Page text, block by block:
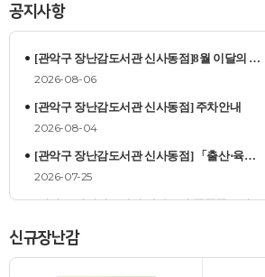
공지사항
[관악구 장난감도서관 신사동점]8월 이달의 …
2026-08-06
[관악구 장난감도서관 신사동점] 주차안내
2026-08-04
[관악구 장난감도서관 신사동점] 「출산⋅육…
2026-07-25
[관악구 장난감도서관 신사동점]똑똑똑! 8월 …
신규장난감